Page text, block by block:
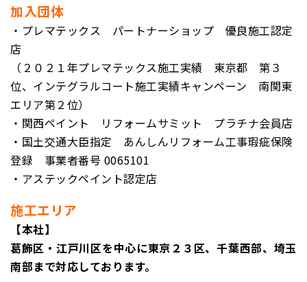
加入団体
・プレマテックス パートナーショップ 優良施工認定
店
（２０２１年プレマテックス施工実績 東京都 第３
位、インテグラルコート施工実績キャンペーン 南関東
エリア第２位）
・関西ペイント リフォームサミット プラチナ会員店
・国土交通大臣指定 あんしんリフォーム工事瑕疵保険
登録 事業者番号 0065101
・アステックペイント認定店
施工エリア
【本社】
葛飾区・江戸川区を中心に東京２３区、千葉西部、埼玉
南部まで対応しております。